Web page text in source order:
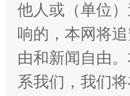
千年窑火 生生不
他人或（单位
响的，本网将
由和新闻自由
系我们，我们